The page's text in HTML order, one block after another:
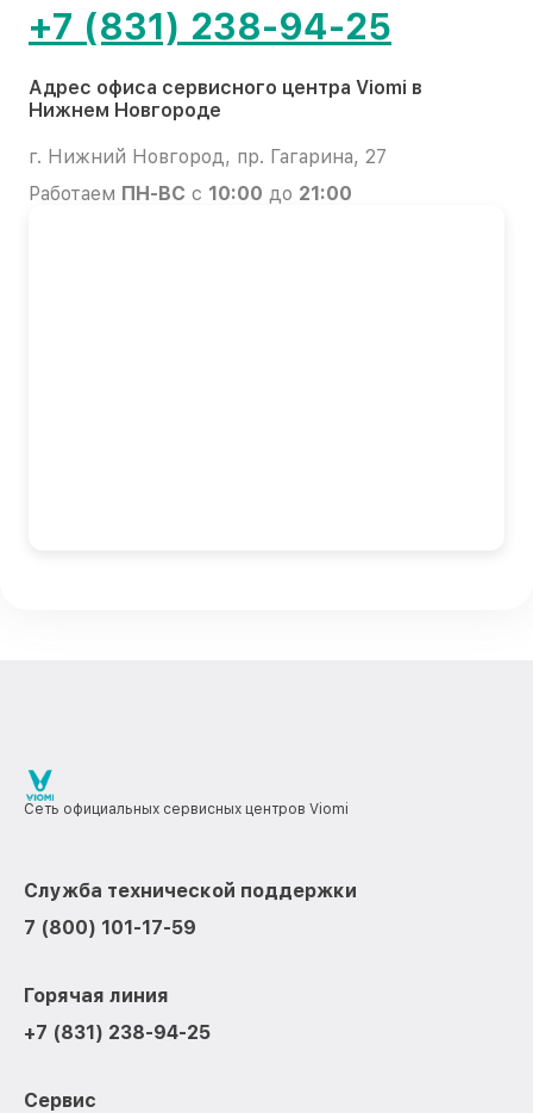
+7 (831) 238-94-25
Адрес офиса сервисного центра Viomi в
Нижнем Новгороде
г. Нижний Новгород, пр. Гагарина, 27
Работаем ПН-ВС с 10:00 до 21:00
Сеть официальных сервисных центров Viomi
Служба технической поддержки
7 (800) 101-17-59
Горячая линия
+7 (831) 238-94-25
Сервис